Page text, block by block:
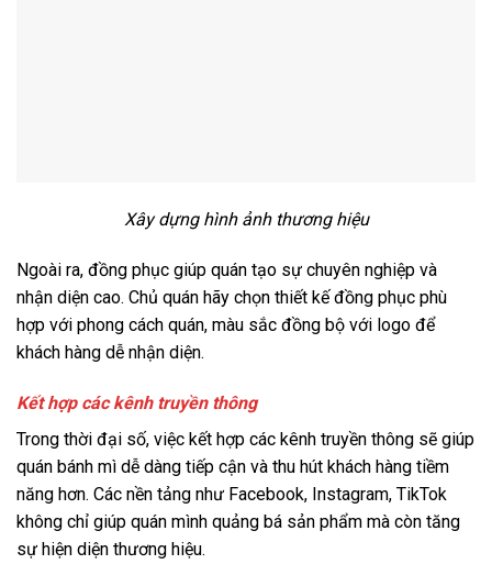
Xây dựng hình ảnh thương hiệu
Ngoài ra, đồng phục giúp quán tạo sự chuyên nghiệp và
nhận diện cao. Chủ quán hãy chọn thiết kế đồng phục phù
hợp với phong cách quán, màu sắc đồng bộ với logo để
khách hàng dễ nhận diện.
Kết hợp các kênh truyền thông
Trong thời đại số, việc kết hợp các kênh truyền thông sẽ giúp
quán bánh mì dễ dàng tiếp cận và thu hút khách hàng tiềm
năng hơn. Các nền tảng như Facebook, Instagram, TikTok
không chỉ giúp quán mình quảng bá sản phẩm mà còn tăng
sự hiện diện thương hiệu.